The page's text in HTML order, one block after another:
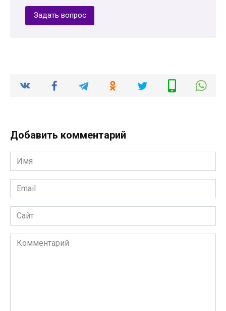
Задать вопрос
Добавить комментарий
Имя
*
Email
*
Сайт
Комментарий